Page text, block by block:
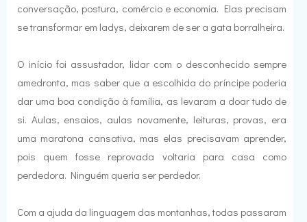
conversação, postura, comércio e economia. Elas precisam
se transformar em ladys, deixarem de ser a gata borralheira.
O início foi assustador, lidar com o desconhecido sempre
amedronta, mas saber que a escolhida do príncipe poderia
dar uma boa condição à família, as levaram a doar tudo de
si. Aulas, ensaios, aulas novamente, leituras, provas, era
uma maratona cansativa, mas elas precisavam aprender,
pois quem fosse reprovada voltaria para casa como
perdedora. Ninguém queria ser perdedor.
Com a ajuda da linguagem das montanhas, todas passaram